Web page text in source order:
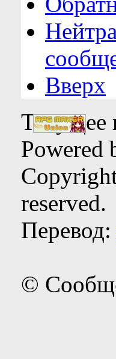
Вверх
Текущее
Powered
reserved.
Перевод:
©